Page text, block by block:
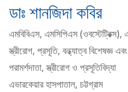
ডাঃ শানজিদা কবির
এমবিবিএস, এমসিপিএস
স্ত্রীরোগ, প্রসূতি, বন্ধ্যাত্ব বিশেষজ্ঞ
পরামর্শদাতা, স্ত্রীরোগ ও প্রসূতিবিদ্যা
এভারকেয়ার হাসপাতাল, চট্টগ্রাম